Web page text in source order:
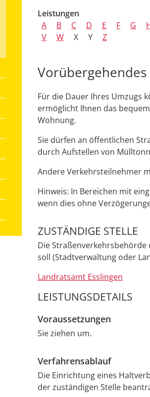
Leistungen
A
B C D E F G
V
W X Y Z
Für die Dauer Ihres Umzugs
ermöglicht Ihnen das
Wohnung.
Sie dürfen an öffentlichen
durch Aufstellen von
Andere Verkehrsteilnehmer
Hinweis: In Bereichen mit ein
wenn dies ohne
ZUSTÄNDIGE STELLE
Die
soll (Stadtverwaltung oder
Landratsamt Esslingen
LEISTUNGSDETAILS
Voraussetzungen
Sie ziehen um.
Verfahrensablauf
Die Einrichtung eines
der zuständigen Stelle